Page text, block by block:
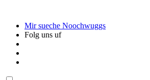
Mir sueche Noochwuggs
Folg uns uf